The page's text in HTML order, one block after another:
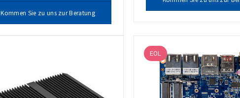
Kommen Sie zu uns zur Beratung
EOL